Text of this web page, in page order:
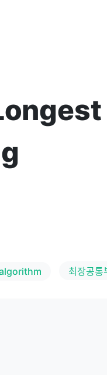
최장공통